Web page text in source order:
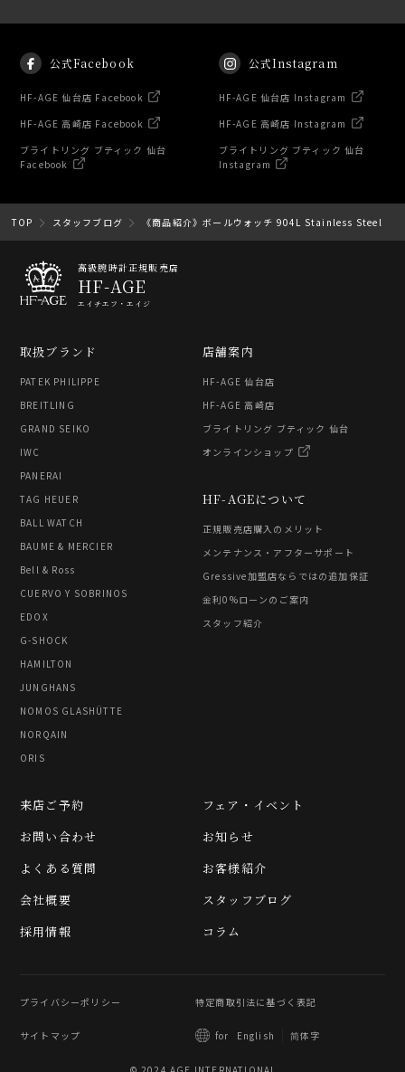
公式Facebook
HF-AGE 仙台店 Facebook
HF-AGE 高崎店 Facebook
ブライトリング ブティック 仙台
Facebook
公式Instagram
HF-AGE 仙台店 Instagram
HF-AGE 高崎店 Instagram
ブライトリング ブティック 仙台
Instagram
TOP スタッフブログ 《商品紹介》ボールウォッチ 904L Stainless Steel
高級腕時計正規販売店
HF-AGE
エイチエフ・エイジ
取扱ブランド
PATEK PHILIPPE
BREITLING
GRAND SEIKO
IWC
PANERAI
TAG HEUER
BALL WATCH
BAUME & MERCIER
Bell & Ross
CUERVO Y SOBRINOS
EDOX
G-SHOCK
HAMILTON
JUNGHANS
NOMOS GLASHÜTTE
NORQAIN
ORIS
HF-AGEについて
正規販売店購入のメリット
メンテナンス・アフターサポート
Gressive加盟店ならではの追加保証
金利0%ローンのご案内
スタッフ紹介
店舗案内
HF-AGE 仙台店
HF-AGE 高崎店
ブライトリング ブティック 仙台
オンラインショップ
フェア・イベント
お知らせ
お客様紹介
スタッフブログ
コラム
来店ご予約
お問い合わせ
よくある質問
会社概要
採用情報
プライバシーポリシー 特定商取引法に基づく表記
サイトマップ for English 简体字